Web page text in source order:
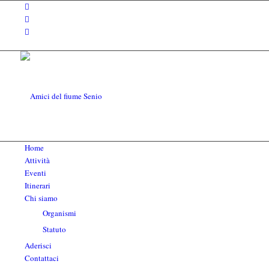
Home
Attività
Eventi
Itinerari
Chi siamo
Organismi
Statuto
Aderisci
Contattaci